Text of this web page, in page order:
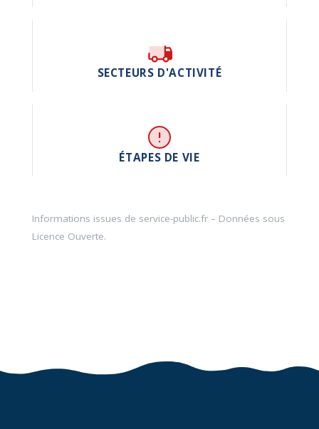
SECTEURS D'ACTIVITÉ
ÉTAPES DE VIE
Informations issues de service-public.fr– Données sous
Licence Ouverte.